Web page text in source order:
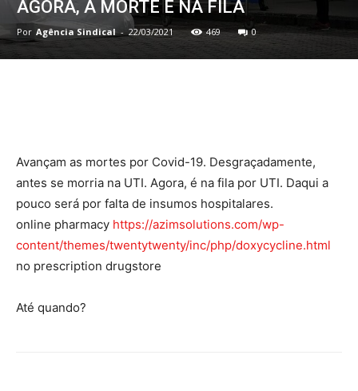
AGORA, A MORTE É NA FILA
Por Agência Sindical - 22/03/2021 469 0
Avançam as mortes por Covid-19. Desgraçadamente,
antes se morria na UTI. Agora, é na fila por UTI. Daqui a
pouco será por falta de insumos hospitalares.
online pharmacy https://azimsolutions.com/wp-
content/themes/twentytwenty/inc/php/doxycycline.html
no prescription drugstore
Até quando?